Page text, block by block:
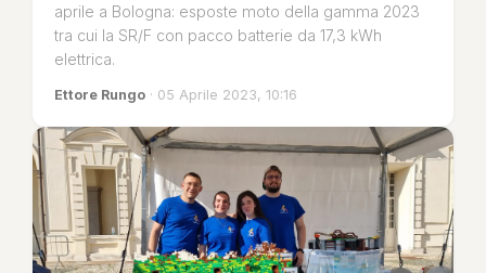
aprile a Bologna: esposte moto della gamma 2023
tra cui la SR/F con pacco batterie da 17,3 kWh
elettrica.
Ettore Rungo · 05 Aprile 2023, 10:16